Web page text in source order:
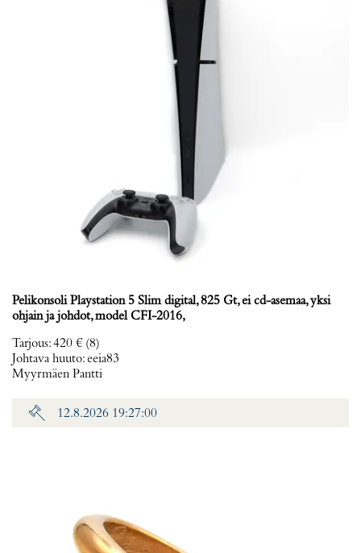
Pelikonsoli Playstation 5 Slim digital, 825 Gt, ei cd-asemaa, yksi
ohjain ja johdot, model CFI-2016,
Tarjous:420 € (8)
Johtava huuto:eeia83
Myyrmäen Pantti
12.8.2026 19:27:00